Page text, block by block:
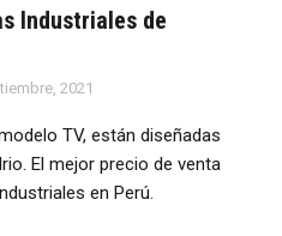
Industriales de
2021
TV, están diseñadas
El mejor precio de venta
en Perú.